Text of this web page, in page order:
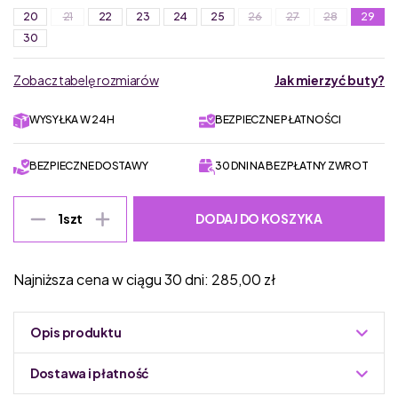
20 21 22 23 24 25 26 27 28
29
30
Zobacz tabelę rozmiarów Jak mierzyć buty?
WYSYŁKA W 24H BEZPIECZNE PŁATNOŚCI
BEZPIECZNE DOSTAWY 30 DNI NA BEZPŁATNY ZWROT
1szt DODAJ DO KOSZYKA
Najniższa cena w ciągu 30 dni: 285,00 zł
Opis produktu
Dostawa i płatność